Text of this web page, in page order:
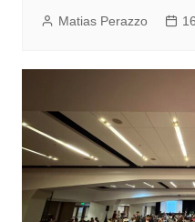
Matias Perazzo